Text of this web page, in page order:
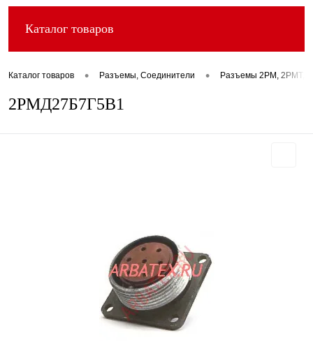
Каталог товаров
Каталог товаров • Разъемы, Соединители • Разъемы 2РМ, 2РМТ,
2РМД27Б7Г5В1